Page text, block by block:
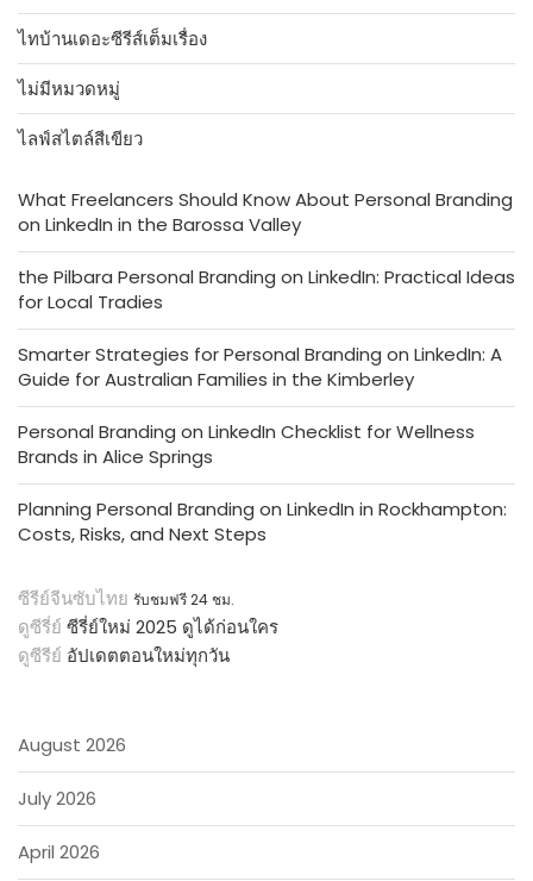
ไทบ้านเดอะซีรีส์เต็มเรื่อง
ไม่มีหมวดหมู่
ไลฟ์สไตล์สีเขียว
What Freelancers Should Know About Personal Branding
on LinkedIn in the Barossa Valley
the Pilbara Personal Branding on LinkedIn: Practical Ideas
for Local Tradies
Smarter Strategies for Personal Branding on LinkedIn: A
Guide for Australian Families in the Kimberley
Personal Branding on LinkedIn Checklist for Wellness
Brands in Alice Springs
Planning Personal Branding on LinkedIn in Rockhampton:
Costs, Risks, and Next Steps
ซีรีย์จีนซับไทย รับชมฟรี 24 ชม.
ดูซีรี่ย์ ซีรี่ย์ใหม่ 2025 ดูได้ก่อนใคร
ดูซีรีย์ อัปเดตตอนใหม่ทุกวัน
August 2026
July 2026
April 2026